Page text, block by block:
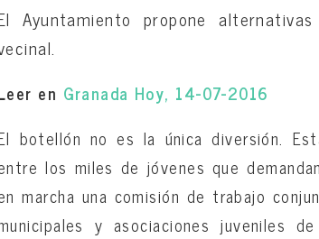
Ayuntamiento propone
en Granada Hoy, 14-07-2016
botellón no es la única diversión.
los miles de jóvenes que
marcha una comisión de trabajo
y asociaciones juveniles